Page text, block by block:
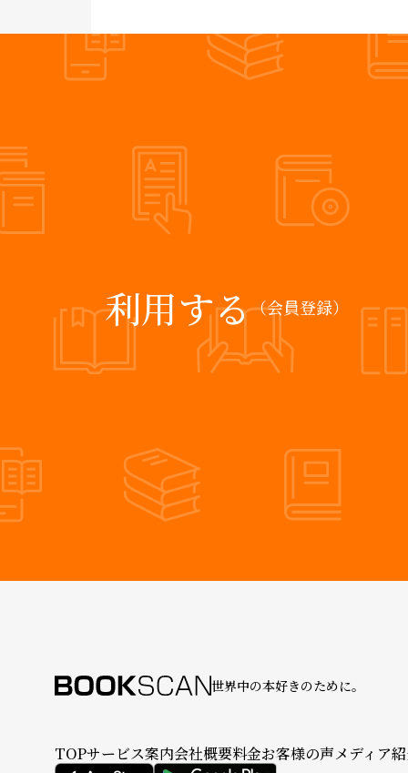
利用する（会員登録）
世界中の本好きのために。
TOPサービス案内会社概要料金お客様の声メディア